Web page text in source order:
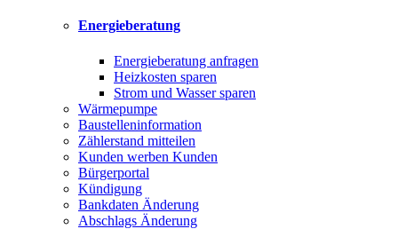
Energieberatung
Energieberatung anfragen
Heizkosten sparen
Strom und Wasser sparen
Wärmepumpe
Baustelleninformation
Zählerstand mitteilen
Kunden werben Kunden
Bürgerportal
Kündigung
Bankdaten Änderung
Abschlags Änderung